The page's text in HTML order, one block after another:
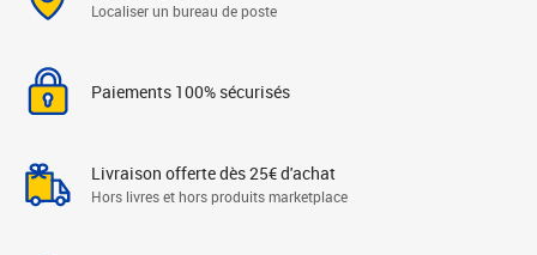
Localiser un bureau de poste
Paiements 100% sécurisés
Livraison offerte dès 25€ d'achat
Hors livres et hors produits marketplace